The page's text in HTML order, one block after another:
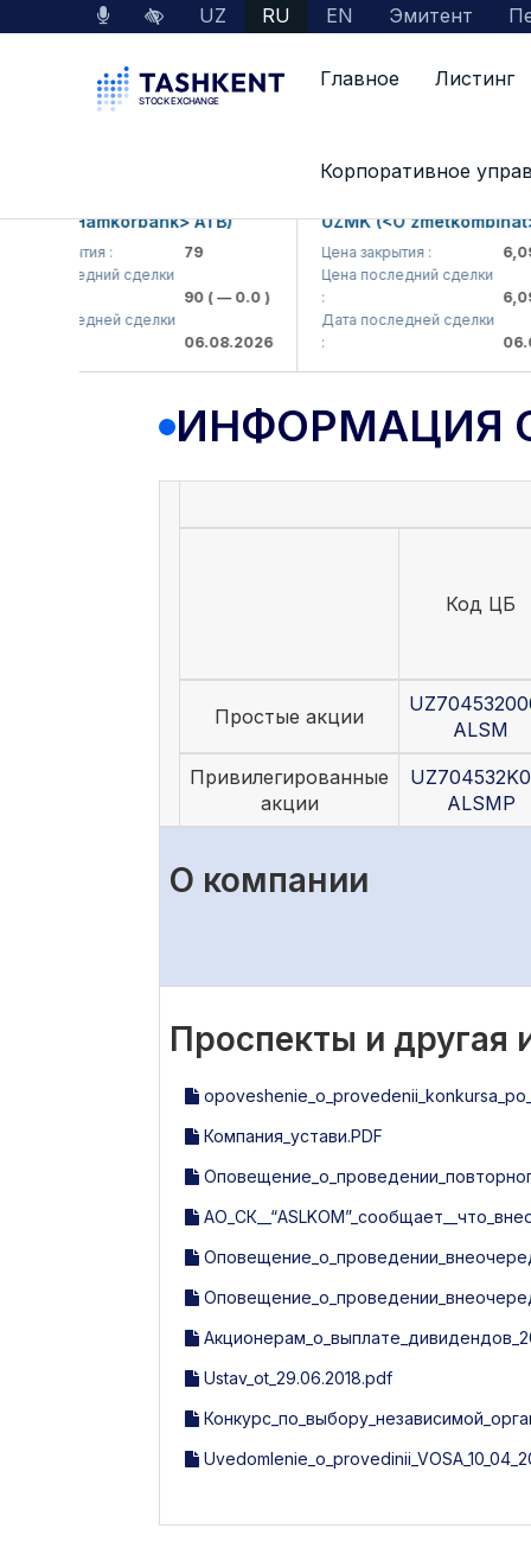
UZ RU EN Эмитент
Главное Листинг
Корпоративное
Информация о компании
(<Hamkorbank> ATB)
закрытия :
последний сделки
( — 0.0 )
последней сделки
06.08.2026
UZMK (<O'zmetkombinat>
Цена закрытия :
6,099
Цена последний сделки
Дата последней сделки
ИНФОРМАЦИЯ
Код ЦБ
Простые акции
ALSM
Привилегированные
акции
ALSMP
О компании
Проспекты и другая
Компания_устави.PDF
Ustav_ot_29.06.2018.pdf